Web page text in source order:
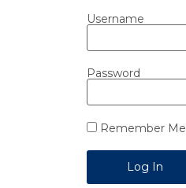
Username
Password
Remember Me